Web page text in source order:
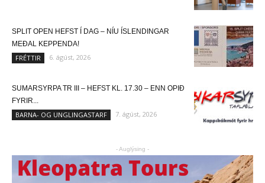
SPLIT OPEN HEFST Í DAG – NÍU ÍSLENDINGAR
MEÐAL KEPPENDA!
FRÉTTIR 6. ágúst, 2026
SUMARSYRPA TR III – HEFST KL. 17.30 – ENN OPIÐ
FYRIR...
BARNA- OG UNGLINGASTARF 7. ágúst, 2026
- Auglýsing -